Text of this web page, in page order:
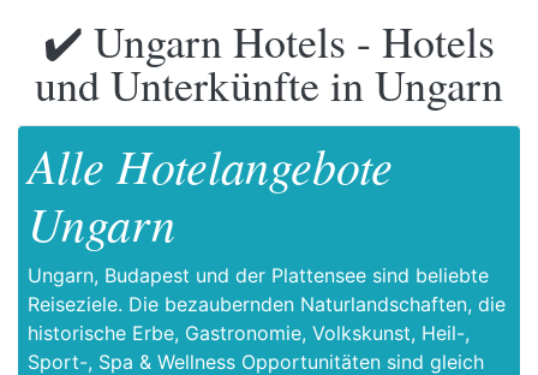
✔️ Ungarn Hotels - Hotels
und Unterkünfte in Ungarn
Alle Hotelangebote
Ungarn
Ungarn, Budapest und der Plattensee sind beliebte
Reiseziele. Die bezaubernden Naturlandschaften, die
historische Erbe, Gastronomie, Volkskunst, Heil-,
Sport-, Spa & Wellness Opportunitäten sind gleich